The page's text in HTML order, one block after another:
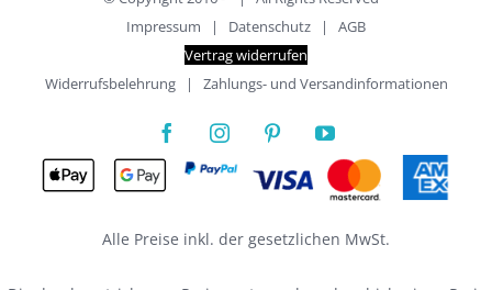
Impressum | Datenschutz | AGB
Vertrag widerrufen
Widerrufsbelehrung| Zahlungs- und Versandinformationen
Alle Preise inkl. der gesetzlichen MwSt.